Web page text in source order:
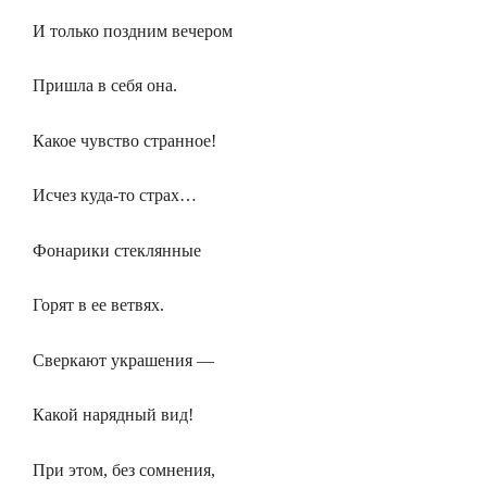
И только поздним вечером
Пришла в себя она.
Какое чувство странное!
Исчез куда-то страх…
Фонарики стеклянные
Горят в ее ветвях.
Сверкают украшения —
Какой нарядный вид!
При этом, без сомнения,